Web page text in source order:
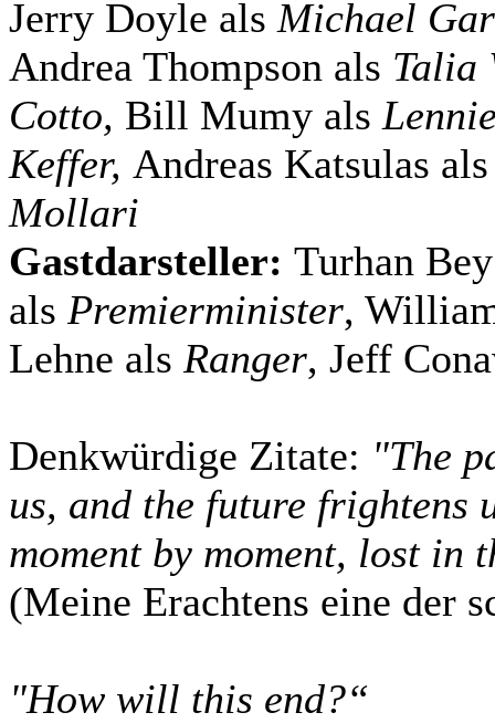
Jerry Doyle als Michael
Andrea Thompson als Talia
Cotto, Bill Mumy als
Keffer, Andreas Katsulas als
Mollari
Gastdarsteller: Turhan
als Premierminister,
Lehne als Ranger, Jeff
Denkwürdige Zitate: "The
us, and the future frightens
moment by moment, lost in
(Meine Erachtens eine der
"How will this end?“